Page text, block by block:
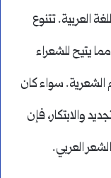
العربية. تتنوع
يتيح للشعراء
الشعرية. سواء كان
والابتكار، فإن
العربي.